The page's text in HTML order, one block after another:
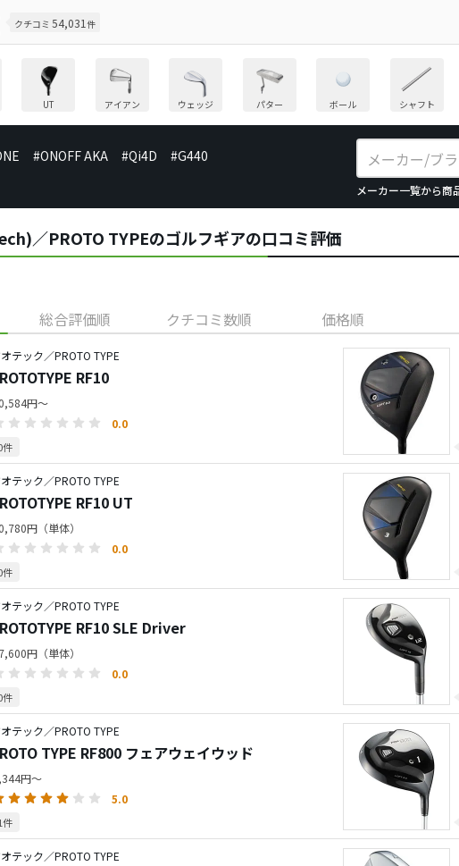
クチコミ 54,031 件
UT アイアン ウェッジ パター ボール シャフト
#ONOFF AKA #Qi4D #G440
メーカー一覧から商
／PROTO TYPEのゴルフギアの口コミ評価
総合評価順 クチコミ数順 価格順
テック／PROTO TYPE
RF10
円～
0.0
件
テック／PROTO TYPE
RF10 UT
円（単体）
0.0
件
テック／PROTO TYPE
RF10 SLE Driver
円（単体）
0.0
件
テック／PROTO TYPE
TYPE RF800 フェアウェイウッド
円～
5.0
件
テック／PROTO TYPE